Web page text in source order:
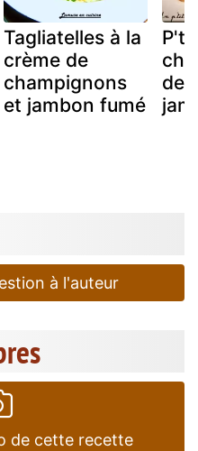
Tagliatelles à la
crème de
champignons
et jambon fumé
de
à l'auteur
de cette recette